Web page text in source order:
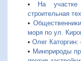
•
На
строительная
•
моря по ул.
• Олег Каторгин:
• Минприроды